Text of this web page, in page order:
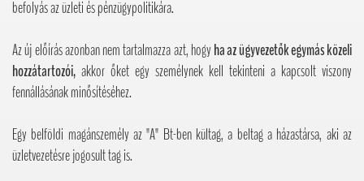
befolyás az üzleti és pénzügypolitikára.
Az új előírás azonban nem tartalmazza azt, hogyha az ügyvezetők egymás közeli
hozzátartozói, akkor őket egy személynek kell tekinteni a kapcsolt viszony
fennállásának minősítéséhez.
Egy belföldi magánszemély az "A" Bt-ben kültag, a beltag a házastársa, aki az
üzletvezetésre jogosult tag is.